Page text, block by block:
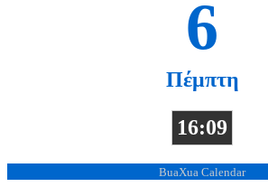
6
Πέμπτη
16:09
BuaXua Calendar